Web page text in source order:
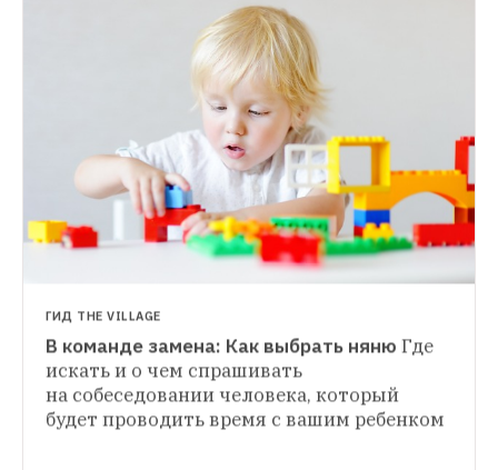
ЛИЧНЫЙ ОПЫТ
Одинокая мама — о том, как жить без
ГИД THE VILLAGE
В команде замена: Как выбрать няню Где
искать и о чем спрашивать
на собеседовании человека, который
будет проводить время с вашим ребенком